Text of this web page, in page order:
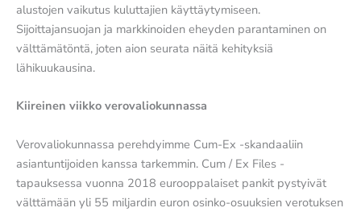
alustojen vaikutus kuluttajien käyttäytymiseen.
Sijoittajansuojan ja markkinoiden eheyden parantaminen on
välttämätöntä, joten aion seurata näitä kehityksiä
lähikuukausina.
Kiireinen viikko verovaliokunnassa
Verovaliokunnassa perehdyimme Cum-Ex -skandaaliin
asiantuntijoiden kanssa tarkemmin. Cum / Ex Files -
tapauksessa vuonna 2018 eurooppalaiset pankit pystyivät
välttämään yli 55 miljardin euron osinko-osuuksien verotuksen